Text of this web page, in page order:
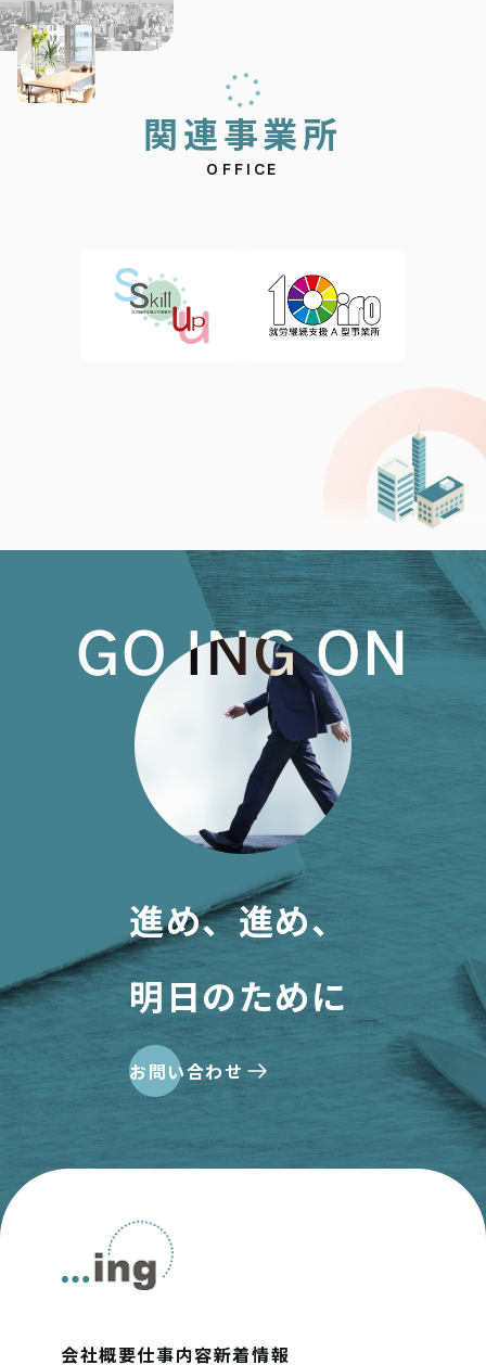
関連事業所
OFFICE
進め、進め、
明日のために
お問い合わせ
会社概要仕事内容新着情報